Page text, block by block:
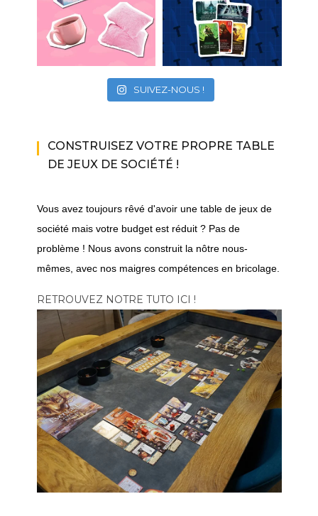
SUIVEZ-NOUS !
CONSTRUISEZ VOTRE PROPRE TABLE
DE JEUX DE SOCIÉTÉ !
Vous avez toujours rêvé d'avoir une table de jeux de
société mais votre budget est réduit ? Pas de
problème ! Nous avons construit la nôtre nous-
mêmes, avec nos maigres compétences en bricolage.
RETROUVEZ NOTRE TUTO ICI !